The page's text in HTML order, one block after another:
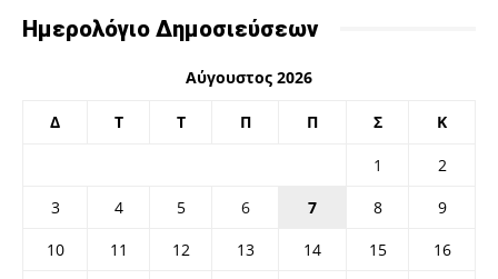
Ημερολόγιο Δημοσιεύσεων
Αύγουστος 2026
Δ Τ Τ Π Π Σ Κ
1
2
3
4 5 6 7 8
9
10
11 12 13 14 15
16